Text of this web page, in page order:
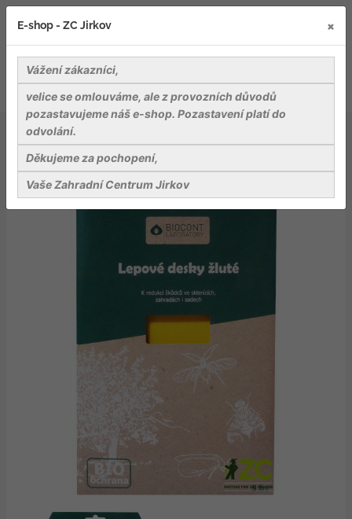
Záhradnické potřeby
Desky Biocont žluté - skleník 5 ks
E-shop - ZC Jirkov ×
Vážení zákazníci,
velice se omlouváme, ale z provozních důvodů
pozastavujeme náš e-shop. Pozastavení platí do
odvolání.
Děkujeme za pochopení,
Vaše Zahradní Centrum Jirkov